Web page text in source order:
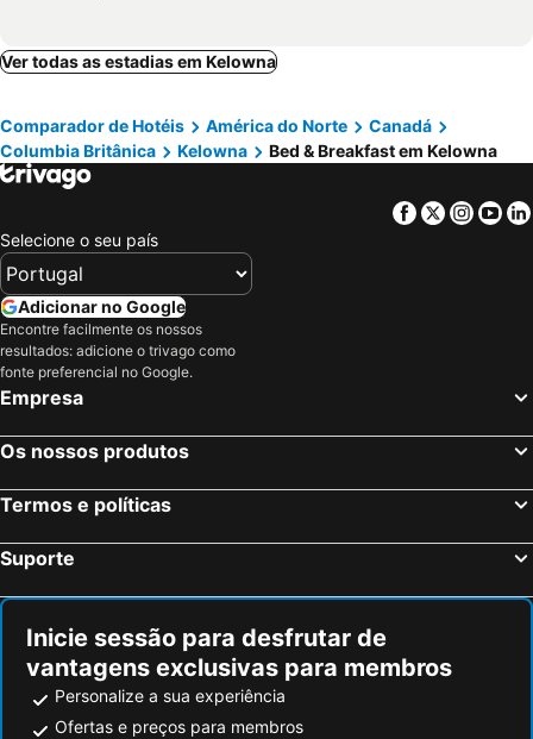
Ver todas as estadias em Kelowna
Comparador de Hotéis América do Norte
Canadá
Columbia Britânica
Kelowna Bed & Breakfast em Kelowna
Facebook
Twitter
Selecione o seu país
Adicionar no Google
Encontre facilmente os nossos
resultados: adicione o trivago como
fonte preferencial no Google.
Empresa
Os nossos produtos
Termos e políticas
Suporte
Inicie sessão para desfrutar de
vantagens exclusivas para membros
Personalize a sua experiência
Ofertas e preços para membros